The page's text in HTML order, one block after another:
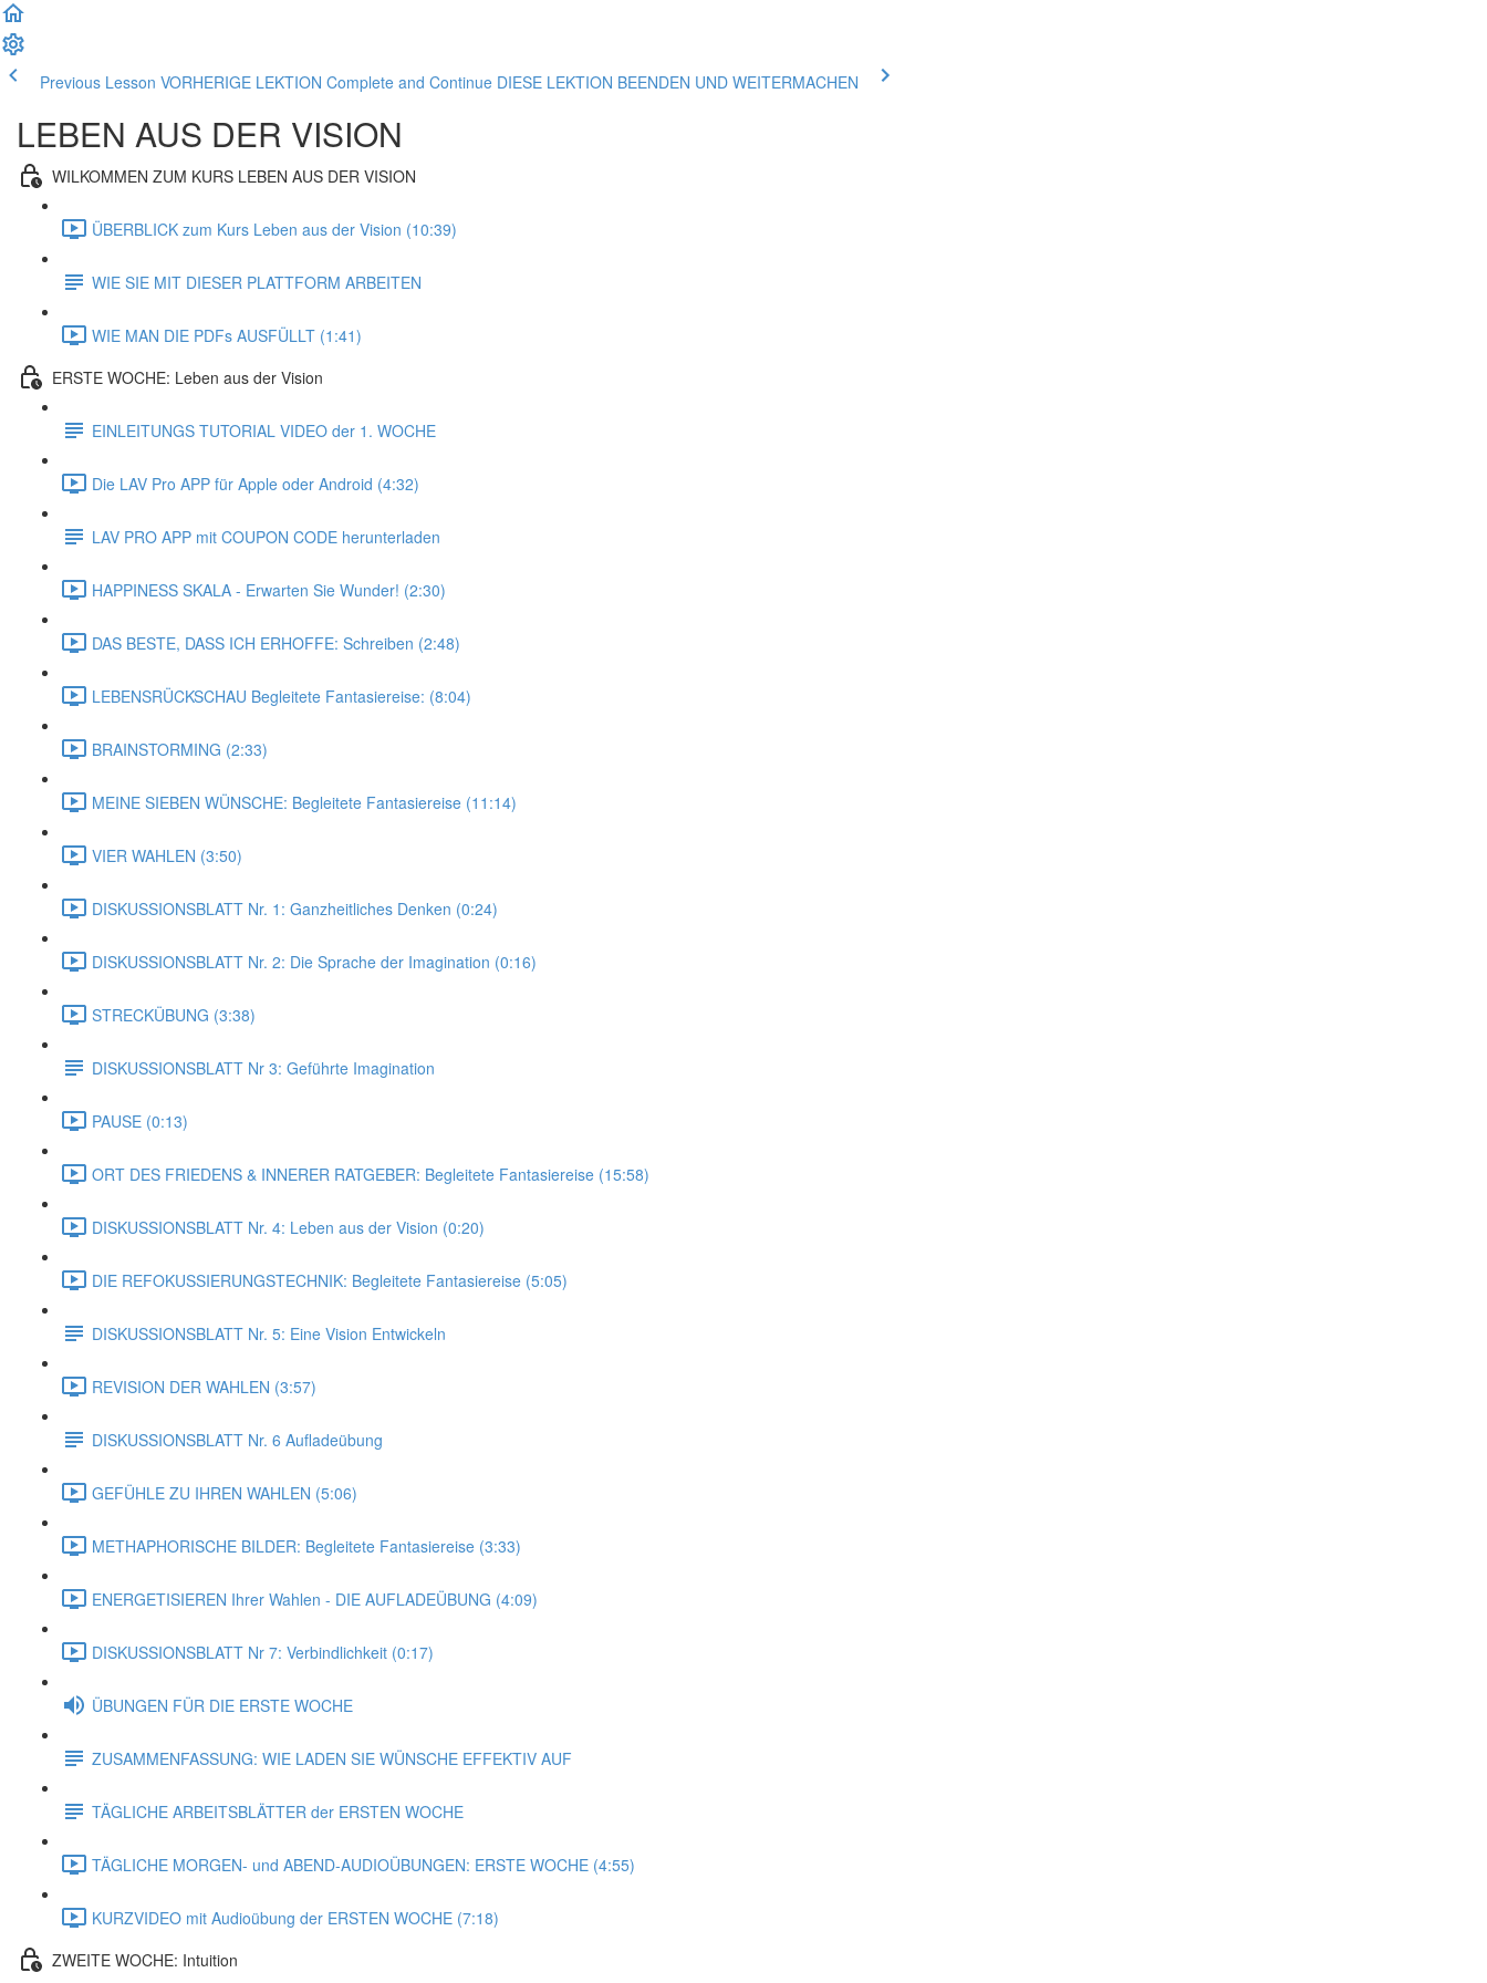
Previous Lesson VORHERIGE LEKTION Complete and Continue DIESE LEKTION BEENDEN UND WEITERMACHEN
LEBEN AUS DER VISION
WILKOMMEN ZUM KURS LEBEN AUS DER VISION
ÜBERBLICK zum Kurs Leben aus der Vision (10:39)
WIE SIE MIT DIESER PLATTFORM ARBEITEN
WIE MAN DIE PDFs AUSFÜLLT (1:41)
ERSTE WOCHE: Leben aus der Vision
EINLEITUNGS TUTORIAL VIDEO der 1. WOCHE
Die LAV Pro APP für Apple oder Android (4:32)
LAV PRO APP mit COUPON CODE herunterladen
HAPPINESS SKALA - Erwarten Sie Wunder! (2:30)
DAS BESTE, DASS ICH ERHOFFE: Schreiben (2:48)
LEBENSRÜCKSCHAU Begleitete Fantasiereise: (8:04)
BRAINSTORMING (2:33)
MEINE SIEBEN WÜNSCHE: Begleitete Fantasiereise (11:14)
VIER WAHLEN (3:50)
DISKUSSIONSBLATT Nr. 1: Ganzheitliches Denken (0:24)
DISKUSSIONSBLATT Nr. 2: Die Sprache der Imagination (0:16)
STRECKÜBUNG (3:38)
DISKUSSIONSBLATT Nr 3: Geführte Imagination
PAUSE (0:13)
ORT DES FRIEDENS & INNERER RATGEBER: Begleitete Fantasiereise (15:58)
DISKUSSIONSBLATT Nr. 4: Leben aus der Vision (0:20)
DIE REFOKUSSIERUNGSTECHNIK: Begleitete Fantasiereise (5:05)
DISKUSSIONSBLATT Nr. 5: Eine Vision Entwickeln
REVISION DER WAHLEN (3:57)
DISKUSSIONSBLATT Nr. 6 Aufladeübung
GEFÜHLE ZU IHREN WAHLEN (5:06)
METHAPHORISCHE BILDER: Begleitete Fantasiereise (3:33)
ENERGETISIEREN Ihrer Wahlen - DIE AUFLADEÜBUNG (4:09)
DISKUSSIONSBLATT Nr 7: Verbindlichkeit (0:17)
ÜBUNGEN FÜR DIE ERSTE WOCHE
ZUSAMMENFASSUNG: WIE LADEN SIE WÜNSCHE EFFEKTIV AUF
TÄGLICHE ARBEITSBLÄTTER der ERSTEN WOCHE
TÄGLICHE MORGEN- und ABEND-AUDIOÜBUNGEN: ERSTE WOCHE (4:55)
KURZVIDEO mit Audioübung der ERSTEN WOCHE (7:18)
ZWEITE WOCHE: Intuition